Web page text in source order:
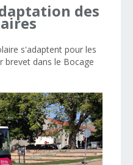
des
s'adaptent pour les
brevet dans le Bocage